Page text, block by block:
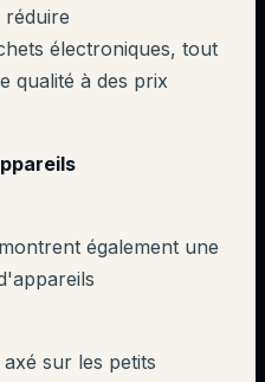
réduire
électroniques, tout
qualité à des prix
également une
sur les petits